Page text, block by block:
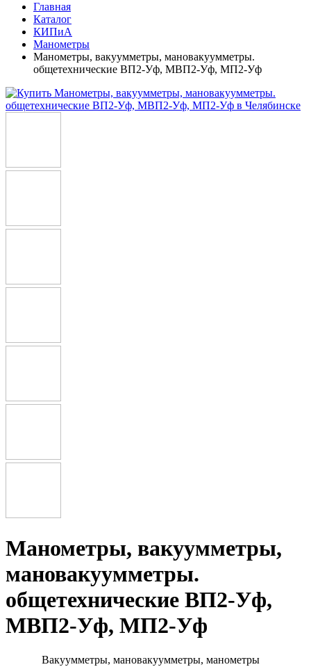
Главная
Каталог
КИПиА
Манометры
Манометры, вакуумметры, мановакуумметры.
общетехнические ВП2-Уф, МВП2-Уф, МП2-Уф
Манометры, вакуумметры,
мановакуумметры.
общетехнические ВП2-Уф,
МВП2-Уф, МП2-Уф
Вакуумметры, мановакуумметры, манометры